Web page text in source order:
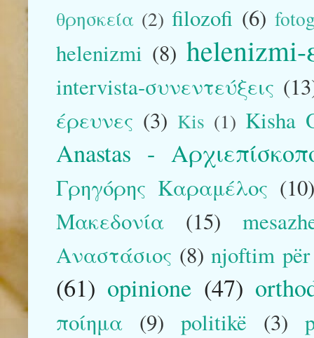
θρησκεία (2) filozofi (6)
helenizmi (8) helenizmi-
intervista-συνεντεύξεις
έρευνες (3) Kis (1) Kisha
Anastas -
Γρηγόρης Καραμέλος (10)
Μακεδονία
(15)
Αναστάσιος (8) njoftim
(61) opinione (47)
ποίημα (9) politikë (3)